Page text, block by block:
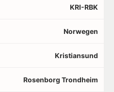
KRI-RBK
Norwegen
Kristiansund
Rosenborg Trondheim